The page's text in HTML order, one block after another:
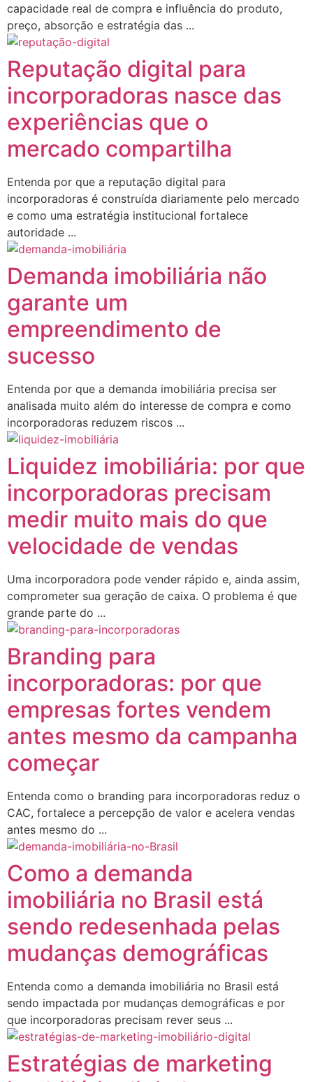
capacidade real de compra e influência do produto,
preço, absorção e estratégia das ...
Reputação digital para
incorporadoras nasce das
experiências que o
mercado compartilha
Entenda por que a reputação digital para
incorporadoras é construída diariamente pelo mercado
e como uma estratégia institucional fortalece
autoridade ...
Demanda imobiliária não
garante um
empreendimento de
sucesso
Entenda por que a demanda imobiliária precisa ser
analisada muito além do interesse de compra e como
incorporadoras reduzem riscos ...
Liquidez imobiliária: por que
incorporadoras precisam
medir muito mais do que
velocidade de vendas
Uma incorporadora pode vender rápido e, ainda assim,
comprometer sua geração de caixa. O problema é que
grande parte do ...
Branding para
incorporadoras: por que
empresas fortes vendem
antes mesmo da campanha
começar
Entenda como o branding para incorporadoras reduz o
CAC, fortalece a percepção de valor e acelera vendas
antes mesmo do ...
Como a demanda
imobiliária no Brasil está
sendo redesenhada pelas
mudanças demográficas
Entenda como a demanda imobiliária no Brasil está
sendo impactada por mudanças demográficas e por
que incorporadoras precisam rever seus ...
Estratégias de marketing